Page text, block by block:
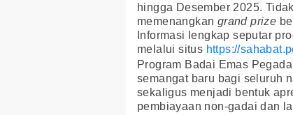
hingga Desember 2025.
memenangkan grand prize
Informasi lengkap seputar
melalui situs https://
Program Badai Emas
semangat baru bagi seluruh
sekaligus menjadi bentuk
pembiayaan non-gadai dan